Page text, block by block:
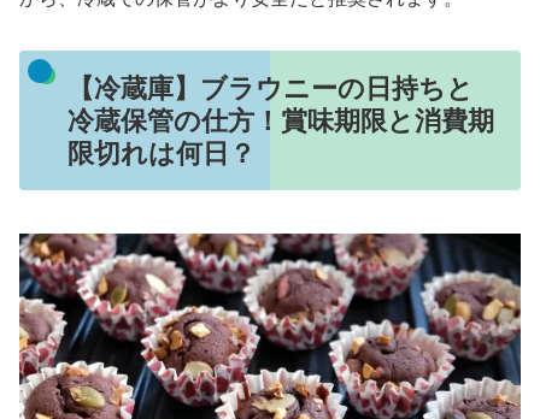
【冷蔵庫】ブラウニーの日持ちと
冷蔵保管の仕方！賞味期限と消費期
限切れは何日？